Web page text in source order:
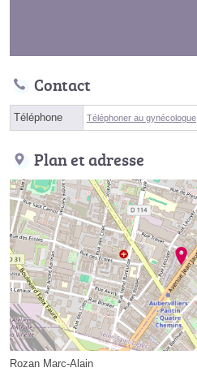
Contact
Téléphone Téléphoner au gynécologue
Plan et adresse
Rozan Marc-Alain